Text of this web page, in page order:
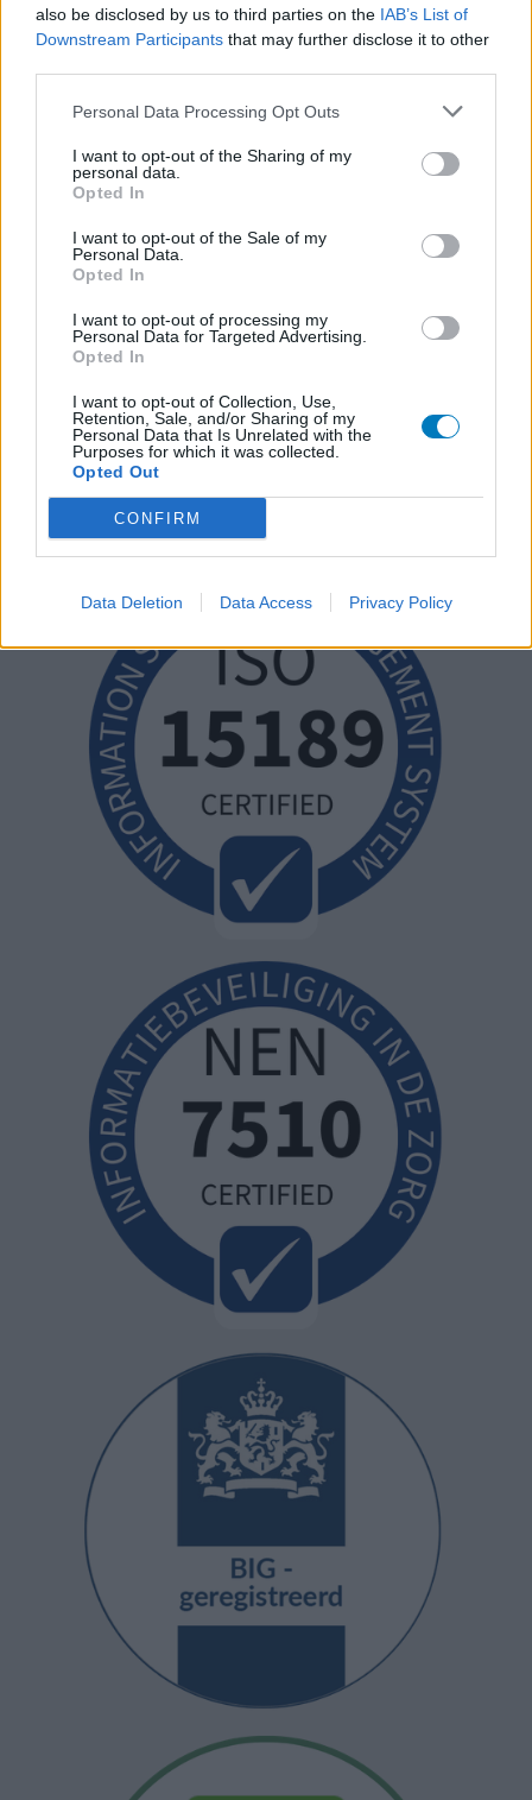
also be disclosed by us to third parties on the IAB’s List of
Downstream Participants that may further disclose it to other
Personal Data Processing Opt Outs
I want to opt-out of the Sharing of my
personal data.
Opted In
I want to opt-out of the Sale of my
Personal Data.
Opted In
I want to opt-out of processing my
Personal Data for Targeted Advertising.
Opted In
I want to opt-out of Collection, Use,
Retention, Sale, and/or Sharing of my
Personal Data that Is Unrelated with the
Purposes for which it was collected.
Opted Out
CONFIRM
Data Deletion Data Access Privacy Policy